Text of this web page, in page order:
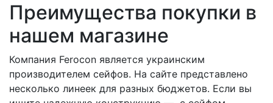
Преимущества покупки в
нашем магазине
Компания Ferocon является украинским
производителем сейфов. На сайте представлено
несколько линеек для разных бюджетов. Если вы